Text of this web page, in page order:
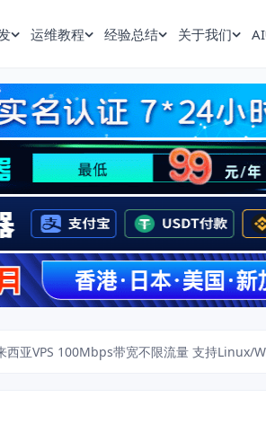
运维教程 经验总结 关于我们
西亚VPS 100Mbps带宽不限流量 支持Linux/